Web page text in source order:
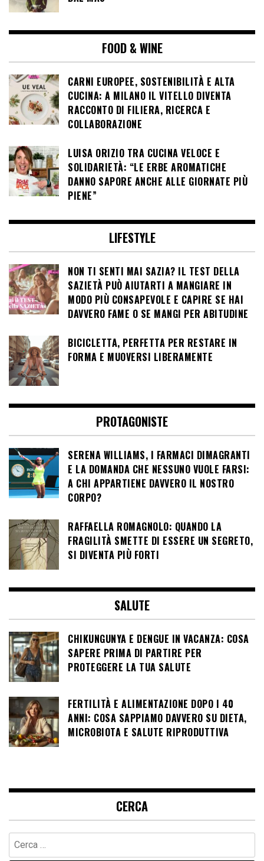
FOOD & WINE
CARNI EUROPEE, SOSTENIBILITÀ E ALTA
CUCINA: A MILANO IL VITELLO DIVENTA
RACCONTO DI FILIERA, RICERCA E
COLLABORAZIONE
LUISA ORIZIO TRA CUCINA VELOCE E
SOLIDARIETÀ: “LE ERBE AROMATICHE
DANNO SAPORE ANCHE ALLE GIORNATE PIÙ
PIENE”
LIFESTYLE
NON TI SENTI MAI SAZIA? IL TEST DELLA
SAZIETÀ PUÒ AIUTARTI A MANGIARE IN
MODO PIÙ CONSAPEVOLE E CAPIRE SE HAI
DAVVERO FAME O SE MANGI PER ABITUDINE
BICICLETTA, PERFETTA PER RESTARE IN
FORMA E MUOVERSI LIBERAMENTE
PROTAGONISTE
SERENA WILLIAMS, I FARMACI DIMAGRANTI
E LA DOMANDA CHE NESSUNO VUOLE FARSI:
A CHI APPARTIENE DAVVERO IL NOSTRO
CORPO?
RAFFAELLA ROMAGNOLO: QUANDO LA
FRAGILITÀ SMETTE DI ESSERE UN SEGRETO,
SI DIVENTA PIÙ FORTI
SALUTE
CHIKUNGUNYA E DENGUE IN VACANZA: COSA
SAPERE PRIMA DI PARTIRE PER
PROTEGGERE LA TUA SALUTE
FERTILITÀ E ALIMENTAZIONE DOPO I 40
ANNI: COSA SAPPIAMO DAVVERO SU DIETA,
MICROBIOTA E SALUTE RIPRODUTTIVA
CERCA
Ricerca
per: